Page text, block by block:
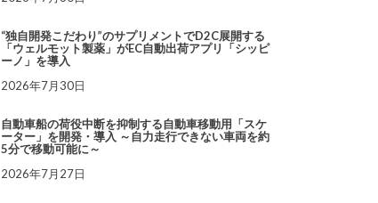
“独自開発こだわり”のサプリメントでD2C展開する
「ウェルモット製薬」がEC自動出荷アプリ「シッピ
ーノ」を導入
2026年7月30日
自動車船の荷役中断を抑制する自動車移動用「スケ
ーター」を開発・導入 ～自力走行できない車両を約
5分で移動可能に～
2026年7月27日